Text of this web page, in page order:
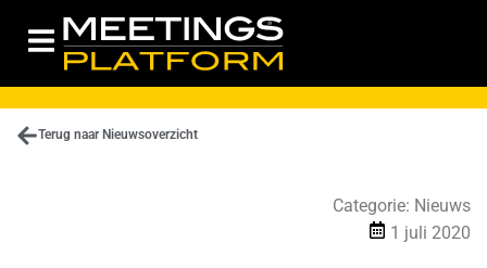
Terug naar Nieuwsoverzicht
Categorie: Nieuws
1 juli 2020